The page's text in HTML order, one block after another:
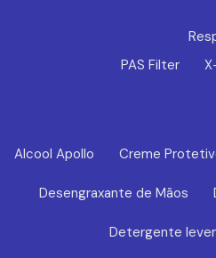
PAS Filter
Alcool Apollo
Creme
Desengraxante de Mãos
Detergente